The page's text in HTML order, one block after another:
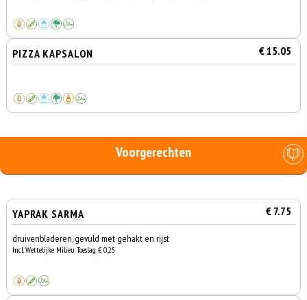
PIZZA KAPSALON € 15.05
Voorgerechten
YAPRAK SARMA € 7.75
druivenbladeren, gevuld met gehakt en rijst
Incl. Wettelijke Milieu Toeslag € 0,25